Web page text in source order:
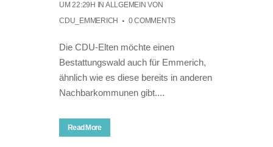
UM 22:29H IN ALLGEMEINVON
CDU_EMMERICH
0 COMMENTS
Die CDU-Elten möchte einen
Bestattungswald auch für Emmerich,
ähnlich wie es diese bereits in anderen
Nachbarkommunen gibt....
Read More